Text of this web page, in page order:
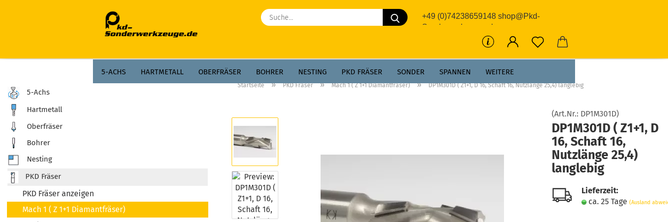
Suche...+49 (0)74238659148 shop@Pkd-
Sonderwerkzeuge.de
5-ACHS HARTMETALL OBERFRÄSER BOHRER NESTING PKD FRÄSER SONDER SPANNEN WEITERE
Startseite » PKD Fräser » Mach 1 ( Z 1+1 Diamantfräser) » DP1M301D ( Z1+1, D 16, Schaft 16, Nutzlänge 25,4) langlebig
(Art.Nr.: DP1M301D)
DP1M301D ( Z1+1, D
16, Schaft 16,
Nutzlänge 25,4)
langlebig
Lieferzeit:
ca. 25 Tage (Ausland
5-Achs
Hartmetall
Oberfräser
Bohrer
Nesting
PKD Fräser
PKD Fräser anzeigen
Mach 1 ( Z 1+1 Diamantfräser)